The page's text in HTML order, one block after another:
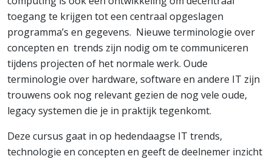
toegang te krijgen tot een centraal opgeslagen
programma’s en gegevens. Nieuwe terminologie over
concepten en trends zijn nodig om te communiceren
tijdens projecten of het normale werk. Oude
terminologie over hardware, software en andere IT zijn
trouwens ook nog relevant gezien de nog vele oude,
legacy systemen die je in praktijk tegenkomt.
Deze cursus gaat in op hedendaagse IT trends,
technologie en concepten en geeft de deelnemer inzicht